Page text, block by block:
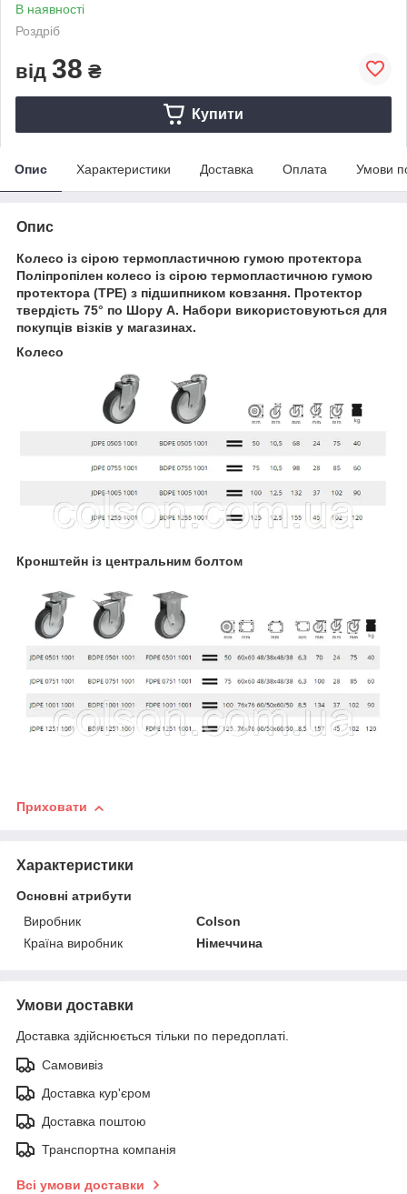
В наявності
Роздріб
від 38 ₴
Купити
Опис Характеристики Доставка Оплата Умови
Опис
Колесо із сірою термопластичною гумою протектора
Поліпропілен колесо із сірою термопластичною гумою
протектора (TPE) з підшипником ковзання. Протектор
твердість 75° по Шору А. Набори використовуються для
покупців візків у магазинах.
Колесо
Кронштейн із центральним болтом
Приховати
Характеристики
Основні атрибути
Виробник
Colson
Країна виробник
Німеччина
Умови доставки
Доставка здійснюється тільки по передоплаті.
Самовивіз
Доставка кур'єром
Доставка поштою
Транспортна компанія
Всі умови доставки